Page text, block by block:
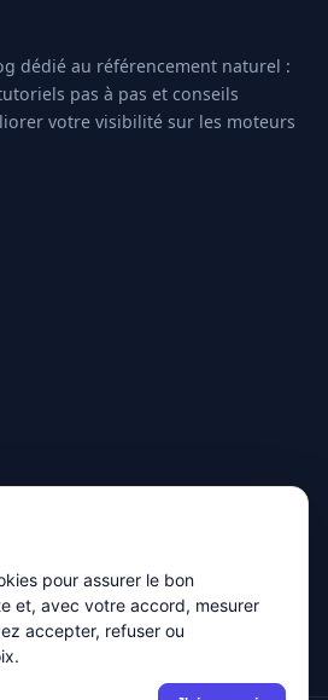
dédié au référencement naturel :
pas à pas et conseils
votre visibilité sur les moteurs
pour assurer le bon
et, avec votre accord, mesurer
accepter, refuser ou